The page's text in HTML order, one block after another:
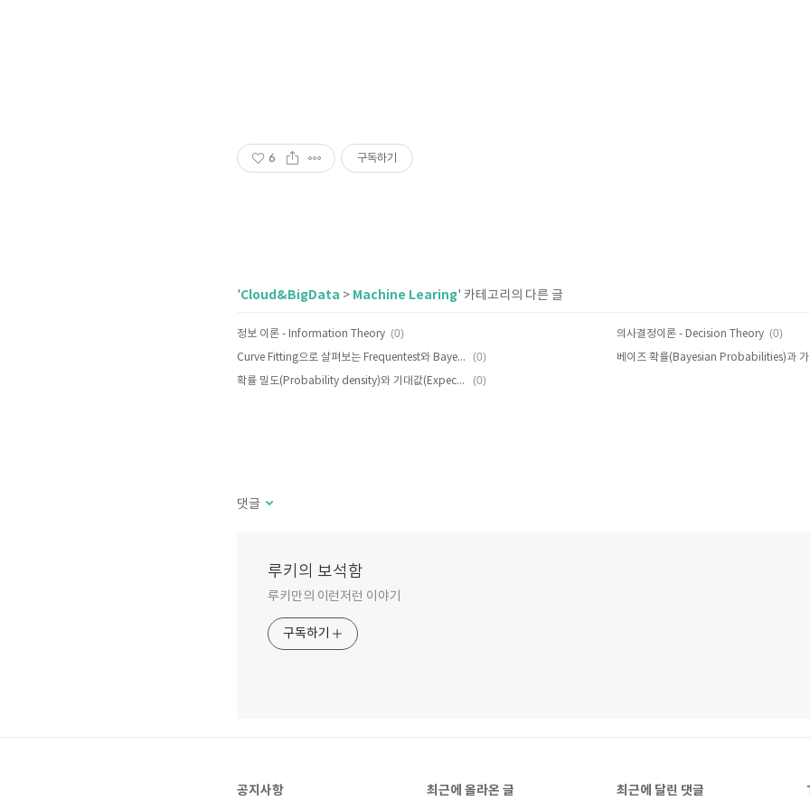
6 구독하기
'Cloud&BigData > Machine Learing' 카테고리의 다른 글
정보 이론 - Information Theory (0) 의사결정이론 - Decision Theory (0)
Curve Fitting으로 살펴보는 Frequentest와 Bayesian Treatment (0)
확률 밀도(Probability density)와 기대값(Expectation) (0)
댓글
루키의 보석함
루키만의 이런저런 이야기
구독하기
공지사항 최근에 올라온 글 최근에 달린 댓글